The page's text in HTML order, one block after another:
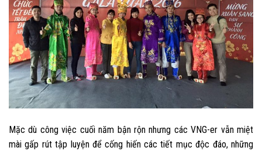
Mặc dù công việc cuối năm bận rộn nhưng các VNG-er vẫn miệt
mài gấp rút tập luyện để cống hiến các tiết mục độc đáo, những